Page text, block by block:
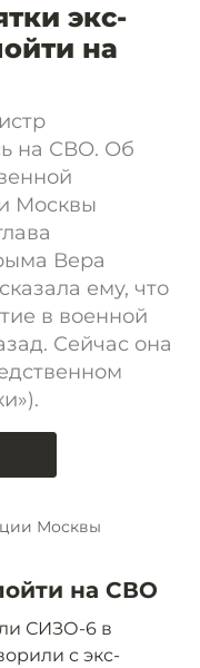
экс-
на
на СВО. Об
Москвы
Вера
ему, что
в военной
Сейчас она
Москвы
на СВО
СИЗО-6 в
с экс-